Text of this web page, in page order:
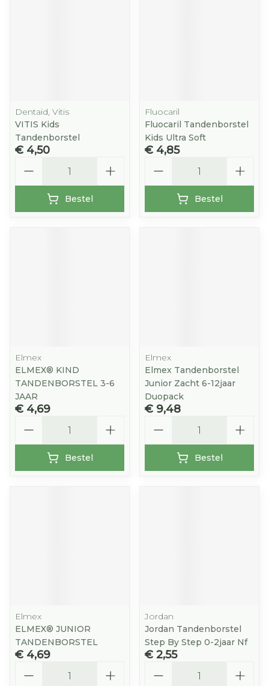
Dentaid, Vitis
VITIS Kids
Tandenborstel
€ 4,50
Bestel
Fluocaril
Fluocaril Tandenborstel
Kids Ultra Soft
€ 4,85
Bestel
Elmex
ELMEX® KIND
TANDENBORSTEL 3-6
JAAR
€ 4,69
Bestel
Elmex
Elmex Tandenborstel
Junior Zacht 6-12jaar
Duopack
€ 9,48
Bestel
Elmex
ELMEX® JUNIOR
TANDENBORSTEL
€ 4,69
Jordan
Jordan Tandenborstel
Step By Step 0-2jaar Nf
€ 2,55